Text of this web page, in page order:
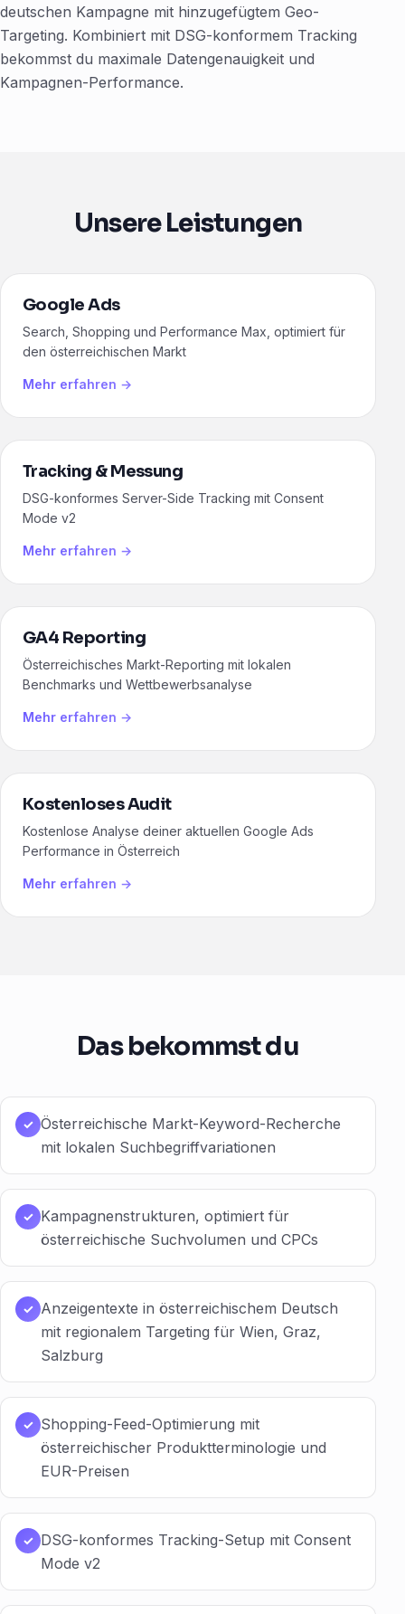
deutschen Kampagne mit hinzugefügtem Geo-
Targeting. Kombiniert mit DSG-konformem Tracking
bekommst du maximale Datengenauigkeit und
Kampagnen-Performance.
Unsere Leistungen
Google Ads
Search, Shopping und Performance Max, optimiert für
den österreichischen Markt
Mehr erfahren →
Tracking & Messung
DSG-konformes Server-Side Tracking mit Consent
Mode v2
Mehr erfahren →
GA4 Reporting
Österreichisches Markt-Reporting mit lokalen
Benchmarks und Wettbewerbsanalyse
Mehr erfahren →
Kostenloses Audit
Kostenlose Analyse deiner aktuellen Google Ads
Performance in Österreich
Mehr erfahren →
Das bekommst du
✓ Österreichische Markt-Keyword-Recherche
mit lokalen Suchbegriffvariationen
✓ Kampagnenstrukturen, optimiert für
österreichische Suchvolumen und CPCs
✓ Anzeigentexte in österreichischem Deutsch
mit regionalem Targeting für Wien, Graz,
Salzburg
✓ Shopping-Feed-Optimierung mit
österreichischer Produktterminologie und
EUR-Preisen
✓ DSG-konformes Tracking-Setup mit Consent
Mode v2